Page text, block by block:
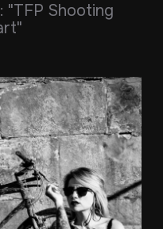
"TFP Shooting